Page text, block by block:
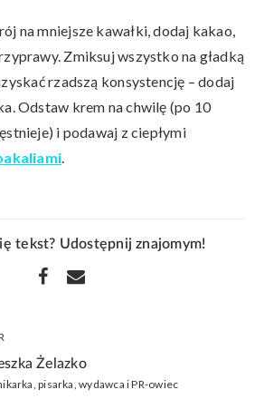
na mniejsze kawałki, dodaj kakao,
Zmiksuj wszystko na gładką
rzadszą konsystencję – dodaj
Odstaw krem na chwilę (po 10
i podawaj z ciepłymi
tekst? Udostępnij znajomym!
Żelazko
pisarka, wydawca i PR-owiec